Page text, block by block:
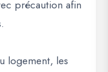
précaution afin
logement, les